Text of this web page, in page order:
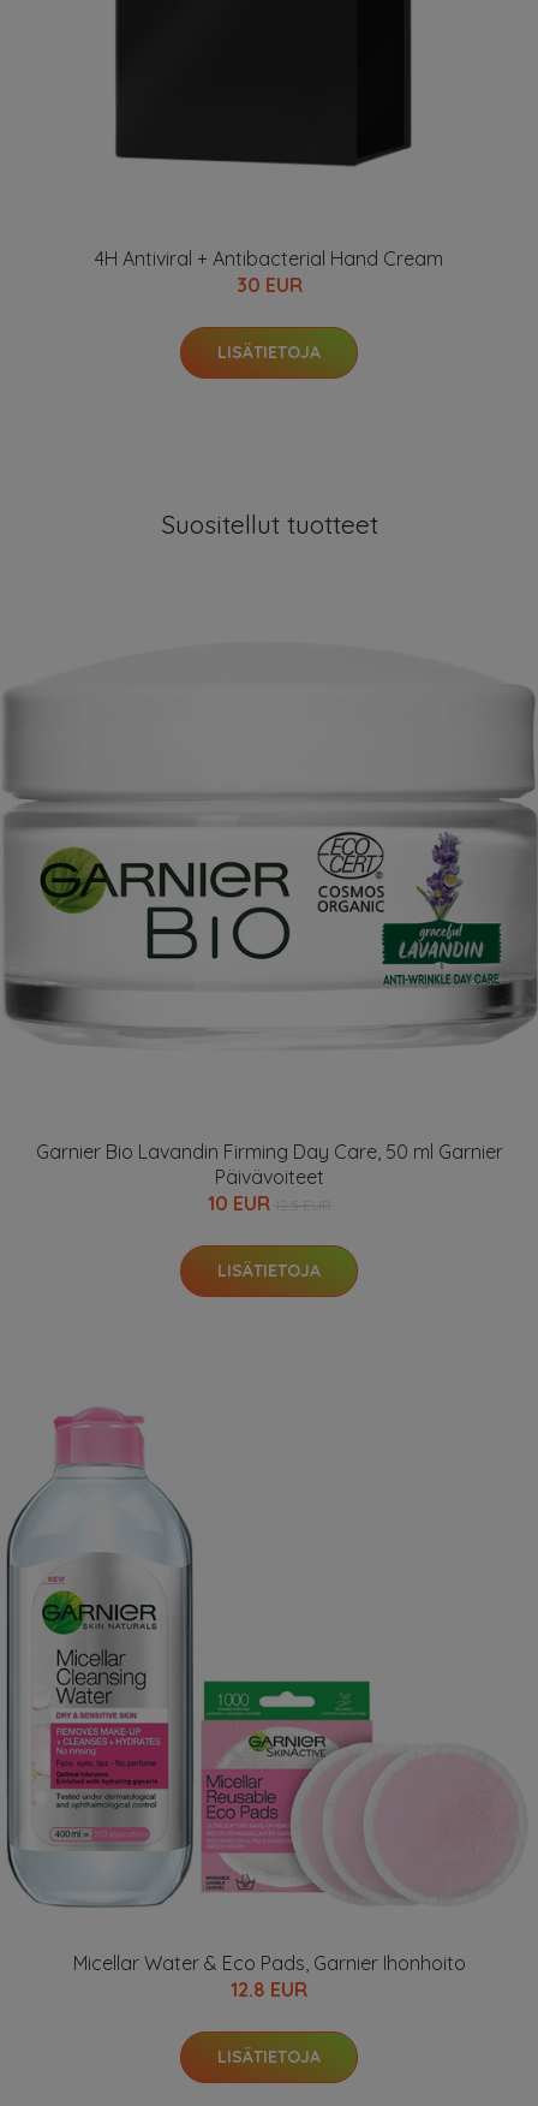
4H Antiviral + Antibacterial Hand Cream
30 EUR
LISÄTIETOJA
Suositellut tuotteet
Garnier Bio Lavandin Firming Day Care, 50 ml Garnier
Päivävoiteet
10 EUR
LISÄTIETOJA
Micellar Water & Eco Pads, Garnier Ihonhoito
12.8 EUR
LISÄTIETOJA